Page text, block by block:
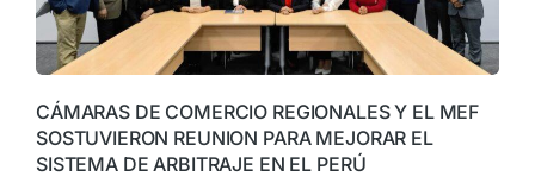
CÁMARAS DE COMERCIO REGIONALES Y EL MEF
SOSTUVIERON REUNION PARA MEJORAR EL
SISTEMA DE ARBITRAJE EN EL PERÚ